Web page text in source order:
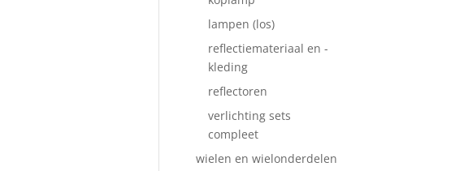
lampen (los)
reflectiemateriaal en -
kleding
reflectoren
verlichting sets
compleet
wielen en wielonderdelen